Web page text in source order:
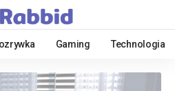
Gaming Technologia